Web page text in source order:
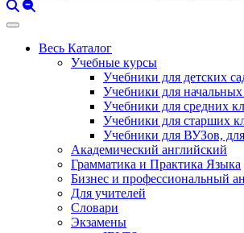
Весь Каталог
Учебные курсы
Учебники для детских
Учебники для начальных
Учебники для средних
Учебники для старших
Учебники для ВУЗов,
Академический английский
Грамматика и Практика Языка
Бизнес и профессиональный
Для учителей
Словари
Экзамены